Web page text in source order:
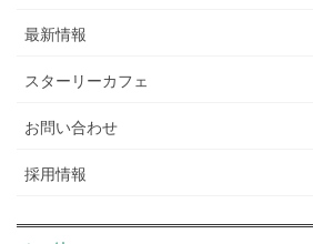
最新情報
スターリーカフェ
お問い合わせ
採用情報